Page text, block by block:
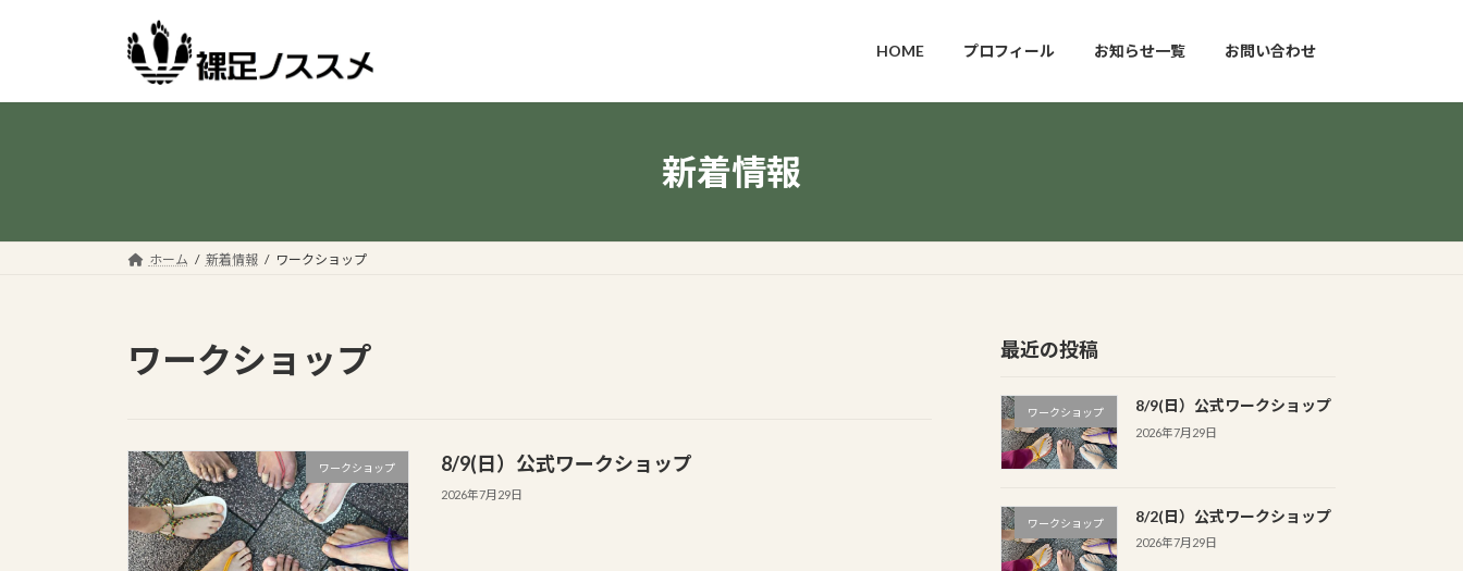
プ
動
HOME プロフィール お知らせ一覧 お問い合わせ
新着情報
ホーム 新着情報 ワークショップ
ワークショップ
ワークショップ 8/9(日）公式ワークショップ
2026年7月29日
最近の投稿
ワークショップ 8/9(日）公式ワークショップ
2026年7月29日
ワークショップ 8/2(日）公式ワークショップ
2026年7月29日